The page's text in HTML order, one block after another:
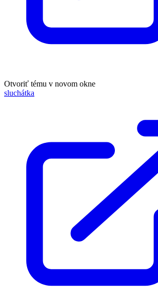
Otvoriť tému v novom okne
sluchátka